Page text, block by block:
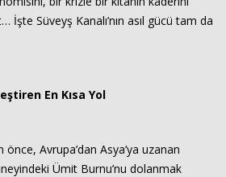
Süveyş Kanalı’nın asıl gücü tam da
En Kısa Yol
önce, Avrupa’dan Asya’ya uzanan
Ümit Burnu’nu dolanmak